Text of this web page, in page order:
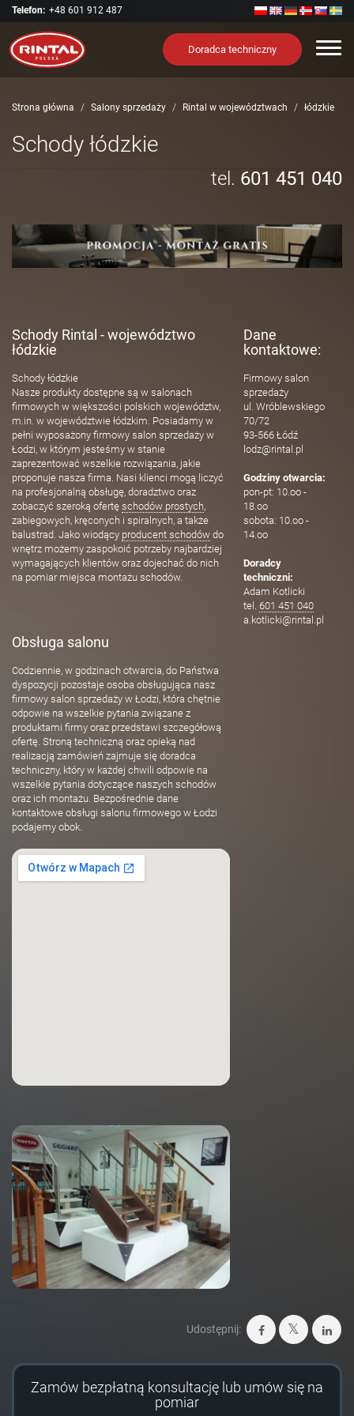
Telefon: +48 601 912 487
Doradca techniczny
Strona główna Salony sprzedaży Rintal w województwach łódzkie
tel. 601 451 040
Schody łódzkie
Schody Rintal - województwo
łódzkie
Schody łódzkie
Nasze produkty dostępne są w salonach
firmowych w większości polskich województw,
m.in. w województwie łódzkim. Posiadamy w
pełni wyposażony firmowy salon sprzedaży w
Łodzi, w którym jesteśmy w stanie
zaprezentować wszelkie rozwiązania, jakie
proponuje nasza firma. Nasi klienci mogą liczyć
na profesjonalną obsługę, doradztwo oraz
zobaczyć szeroką ofertę schodów prostych,
zabiegowych, kręconych i spiralnych, a także
balustrad. Jako wiodący producent schodów do
wnętrz możemy zaspokoić potrzeby najbardziej
wymagających klientów oraz dojechać do nich
na pomiar miejsca montażu schodów.
Obsługa salonu
Codziennie, w godzinach otwarcia, do Państwa
dyspozycji pozostaje osoba obsługująca nasz
firmowy salon sprzedaży w Łodzi, która chętnie
odpowie na wszelkie pytania związane z
produktami firmy oraz przedstawi szczegółową
ofertę. Stroną techniczną oraz opieką nad
realizacją zamówień zajmuje się doradca
techniczny, który w każdej chwili odpowie na
wszelkie pytania dotyczące naszych schodów
oraz ich montażu. Bezpośrednie dane
kontaktowe obsługi salonu firmowego w Łodzi
podajemy obok.
Dane
kontaktowe:
Firmowy salon
sprzedaży
ul. Wróblewskiego
70/72
93-566 Łódź
lodz@rintal.pl
Godziny otwarcia:
pon-pt: 10.oo -
18.oo
sobota: 10.oo -
14.oo
Doradcy
techniczni:
Adam Kotlicki
tel. 601 451 040
a.kotlicki@rintal.pl
Udostępnij:
Zamów bezpłatną konsultację lub umów się na
pomiar